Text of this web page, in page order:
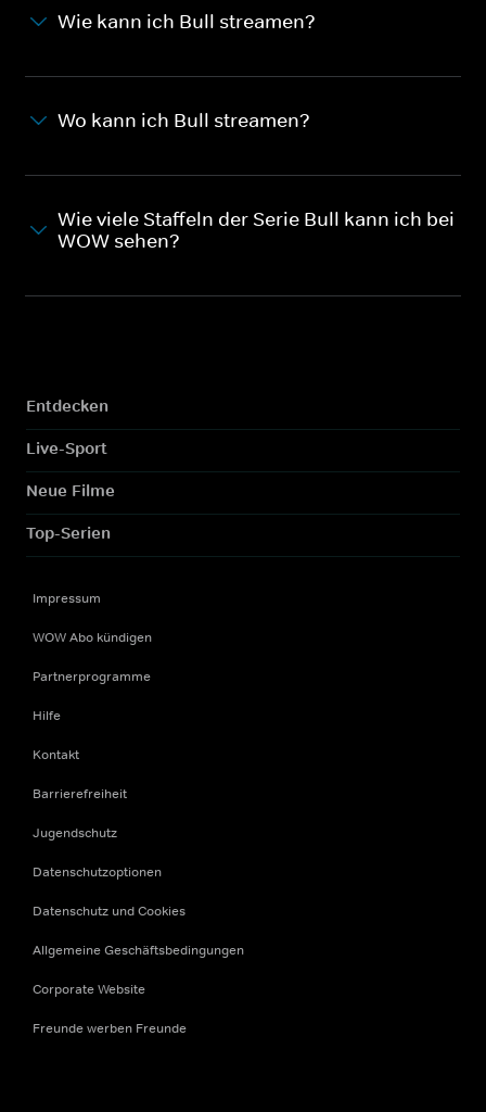
Wie kann ich Bull streamen?
Wo kann ich Bull streamen?
Wie viele Staffeln der Serie Bull kann ich bei
WOW sehen?
Entdecken
Live-Sport
Neue Filme
Top-Serien
Impressum
WOW Abo kündigen
Partnerprogramme
Hilfe
Kontakt
Barrierefreiheit
Jugendschutz
Datenschutzoptionen
Datenschutz und Cookies
Allgemeine Geschäftsbedingungen
Corporate Website
Freunde werben Freunde